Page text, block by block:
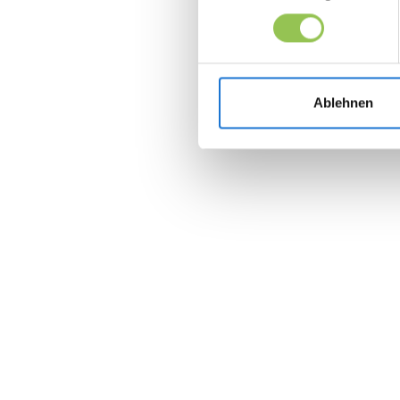
Ablehnen